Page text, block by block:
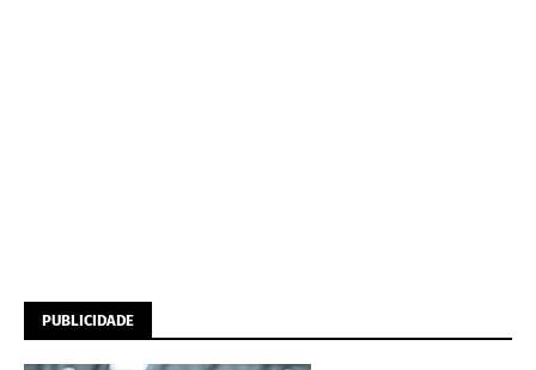
PUBLICIDADE